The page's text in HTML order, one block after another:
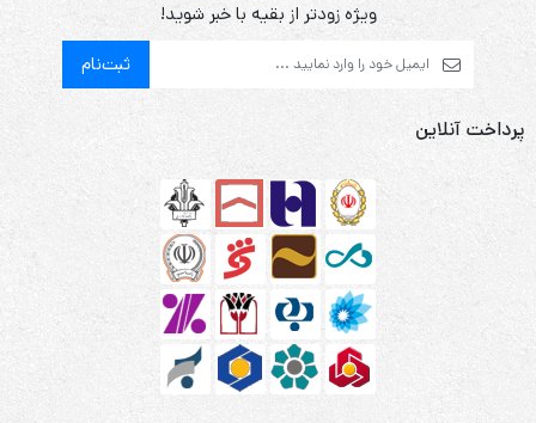
ویژه زودتر از بقیه با خبر شوید!
ثبت‌نام
پرداخت آنلاین